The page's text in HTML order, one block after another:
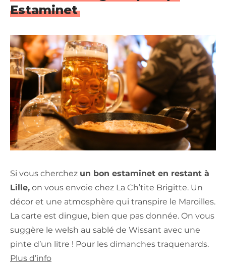
Estaminet
Si vous cherchez un bon estaminet en restant à
Lille, on vous envoie chez La Ch’tite Brigitte. Un
décor et une atmosphère qui transpire le Maroilles.
La carte est dingue, bien que pas donnée. On vous
suggère le welsh au sablé de Wissant avec une
pinte d’un litre ! Pour les dimanches traquenards.
Plus d’info